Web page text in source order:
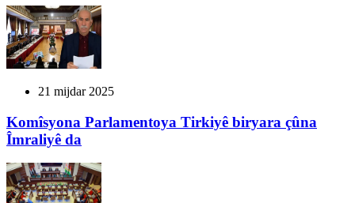
21 mijdar 2025
Komîsyona Parlamentoya Tirkiyê biryara çûna
Îmraliyê da